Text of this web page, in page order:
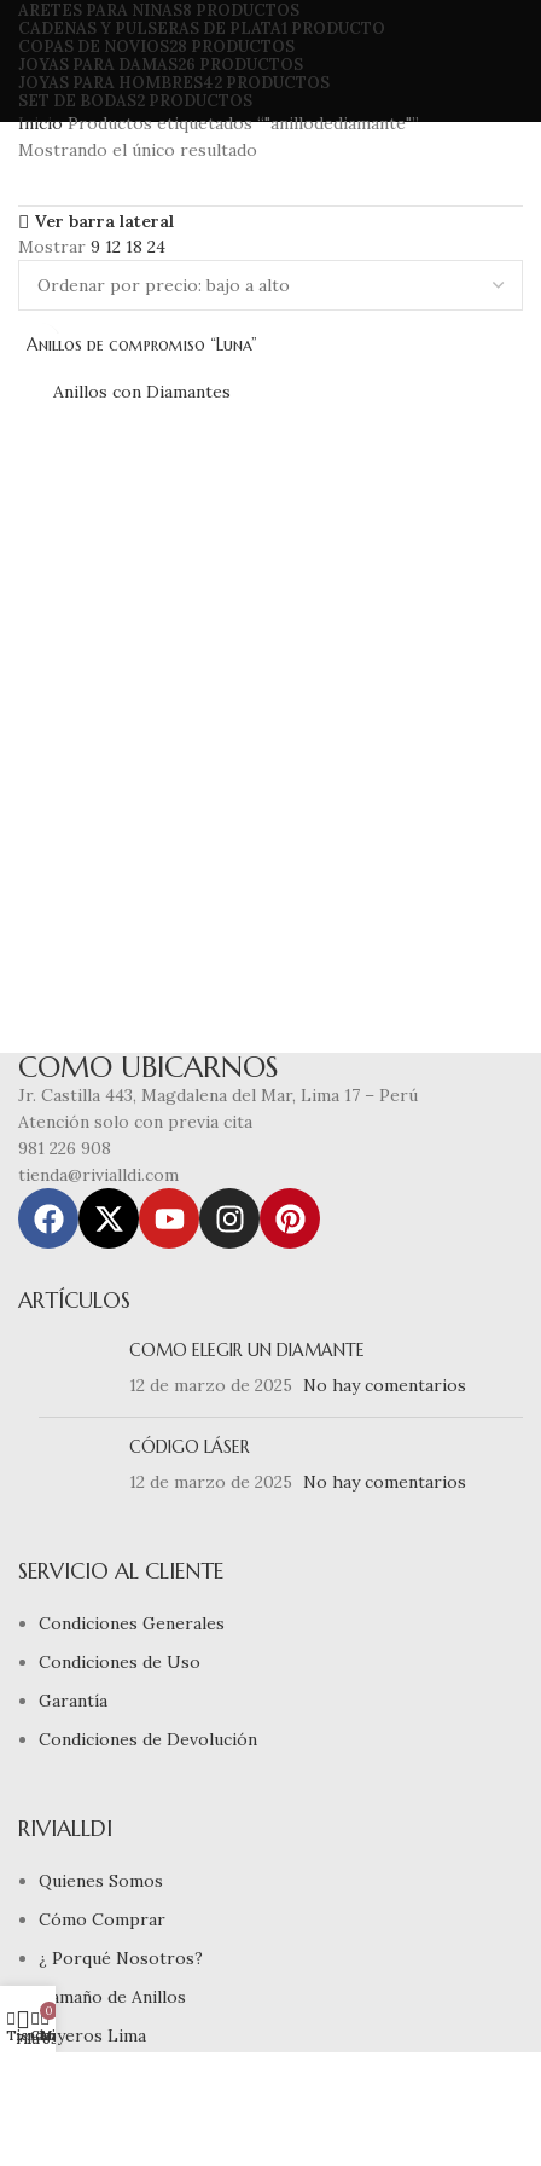
ARETES PARA NINAS8 PRODUCTOS
CADENAS Y PULSERAS DE PLATA1 PRODUCTO
COPAS DE NOVIOS28 PRODUCTOS
JOYAS PARA DAMAS26 PRODUCTOS
JOYAS PARA HOMBRES42 PRODUCTOS
SET DE BODAS2 PRODUCTOS
InicioProductos etiquetados “"anillodediamante"”
Mostrando el único resultado
Ver barra lateral
Mostrar 9 12 18 24
Anillos de compromiso “Luna”
Anillos con Diamantes
COMO UBICARNOS
Jr. Castilla 443, Magdalena del Mar, Lima 17 – Perú
Atención solo con previa cita
981 226 908
tienda@rivialldi.com
ARTÍCULOS
COMO ELEGIR UN DIAMANTE
12 de marzo de 2025
No hay comentarios
CÓDIGO LÁSER
12 de marzo de 2025
No hay comentarios
SERVICIO AL CLIENTE
Condiciones Generales
Condiciones de Uso
Garantía
Condiciones de Devolución
RIVIALLDI
Quienes Somos
Cómo Comprar
¿ Porqué Nosotros?
Tamaño de Anillos
Joyeros Lima
Tienda
Filtros
0
Carrito
Mi cuenta